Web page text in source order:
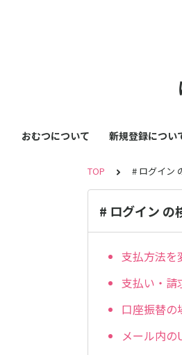
おむつについて 新規登録につい
TOP # ログイン
# ログイン の
支払方法を
支払い・請
口座振替の
メール内